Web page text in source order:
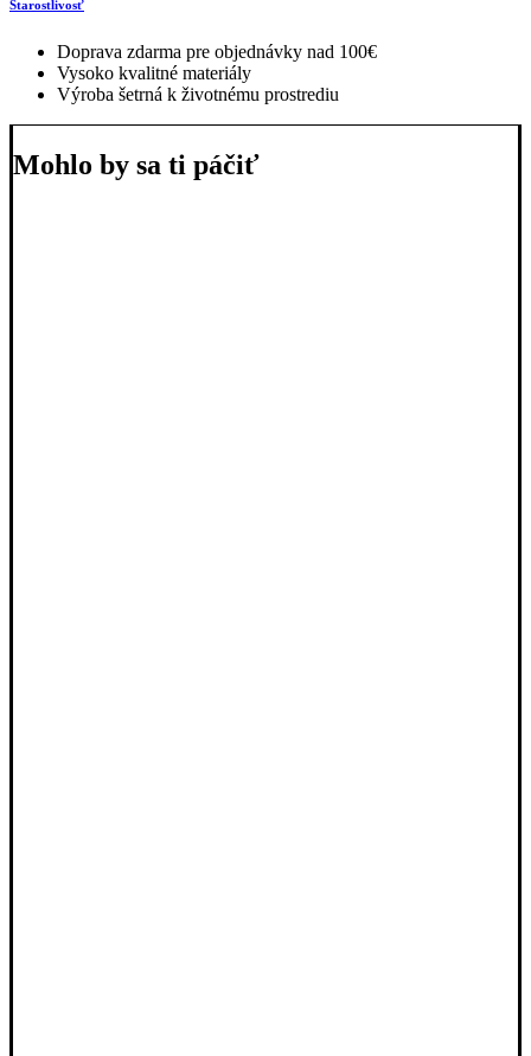
Starostlivosť
Doprava zdarma pre objednávky nad 100€
Vysoko kvalitné materiály
Výroba šetrná k životnému prostrediu
Mohlo by sa ti páčiť